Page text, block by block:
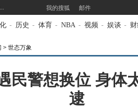
我的搜狐 邮件
- 历史 - 体育 - NBA - 视频 - 娱谈 -
> 世态万象
民警想换位 身体
逮